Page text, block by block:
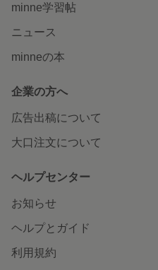
minne学習帖
ニュース
minneの本
企業の方へ
広告出稿について
大口注文について
ヘルプセンター
お知らせ
ヘルプとガイド
利用規約